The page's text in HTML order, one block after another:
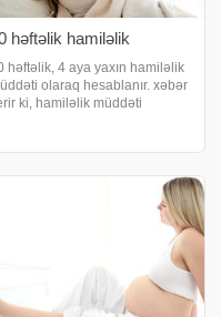
həftəlik hamiləlik
həftəlik, 4 aya yaxın hamiləlik
olaraq hesablanır. xəbər
ki, hamiləlik müddəti
hamiləlik uşağın çəkisi və
nə qədərdir?. 20 həftəli